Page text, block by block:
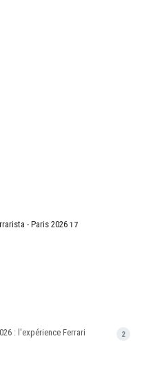
- Paris 2026 17
2
: l'expérience Ferrari